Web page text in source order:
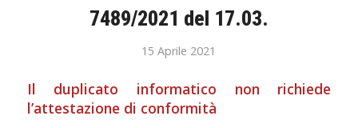
7489/2021 del 17.03.
15 Aprile 2021
Il duplicato informatico non richiede
l’attestazione di conformità